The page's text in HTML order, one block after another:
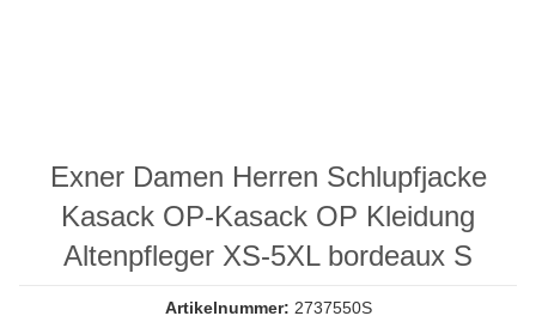
Exner Damen Herren Schlupfjacke
Kasack OP-Kasack OP Kleidung
Altenpfleger XS-5XL bordeaux S
Artikelnummer: 2737550S